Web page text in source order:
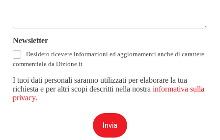
Newsletter
Desidero ricevere informazioni ed aggiornamenti anche di carattere
commerciale da Dizione.it
I tuoi dati personali saranno utilizzati per elaborare la tua
richiesta e per altri scopi descritti nella nostra informativa sulla
privacy.
Invia